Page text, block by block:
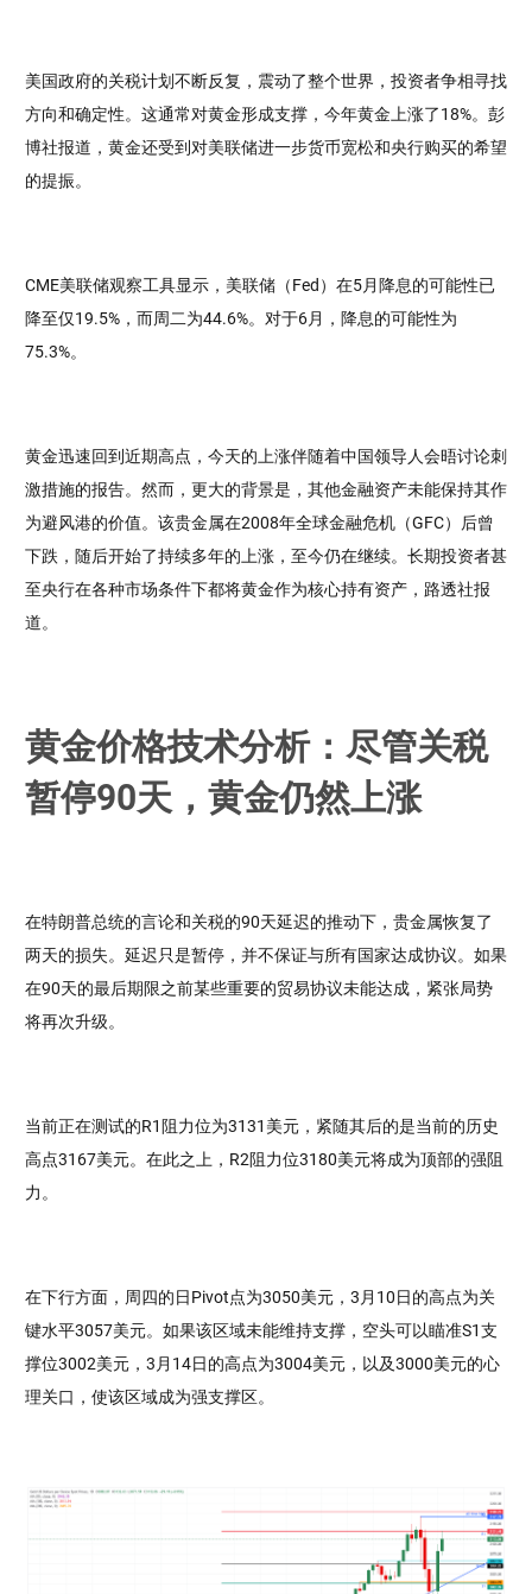
美国政府的关税计划不断反复，震动了整个世界，投资者争相寻找
方向和确定性。这通常对黄金形成支撑，今年黄金上涨了18%。彭
博社报道，黄金还受到对美联储进一步货币宽松和央行购买的希望
的提振。
CME美联储观察工具显示，美联储（Fed）在5月降息的可能性已
降至仅19.5%，而周二为44.6%。对于6月，降息的可能性为
75.3%。
黄金迅速回到近期高点，今天的上涨伴随着中国领导人会晤讨论刺
激措施的报告。然而，更大的背景是，其他金融资产未能保持其作
为避风港的价值。该贵金属在2008年全球金融危机（GFC）后曾
下跌，随后开始了持续多年的上涨，至今仍在继续。长期投资者甚
至央行在各种市场条件下都将黄金作为核心持有资产，路透社报
道。
黄金价格技术分析：尽管关税
暂停90天，黄金仍然上涨
在特朗普总统的言论和关税的90天延迟的推动下，贵金属恢复了
两天的损失。延迟只是暂停，并不保证与所有国家达成协议。如果
在90天的最后期限之前某些重要的贸易协议未能达成，紧张局势
将再次升级。
当前正在测试的R1阻力位为3131美元，紧随其后的是当前的历史
高点3167美元。在此之上，R2阻力位3180美元将成为顶部的强阻
力。
在下行方面，周四的日Pivot点为3050美元，3月10日的高点为关
键水平3057美元。如果该区域未能维持支撑，空头可以瞄准S1支
撑位3002美元，3月14日的高点为3004美元，以及3000美元的心
理关口，使该区域成为强支撑区。